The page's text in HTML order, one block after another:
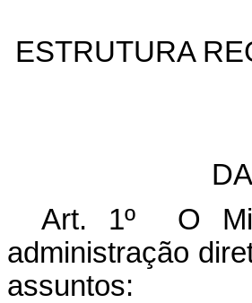
ESTRUTURA
Art. 1º O
administração
assuntos: